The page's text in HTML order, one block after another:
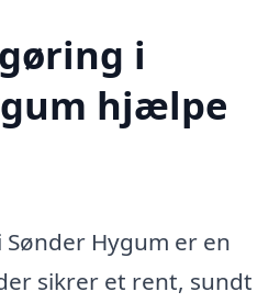
i
hjælpe
Hygum er en
sikrer et rent, sundt